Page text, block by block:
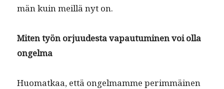
män kuin meil­lä nyt on.
Miten työn orju­ud­es­ta vapau­tu­mi­nen voi olla
ongelma
Huo­matkaa, että ongel­mamme per­im­mäi­nen